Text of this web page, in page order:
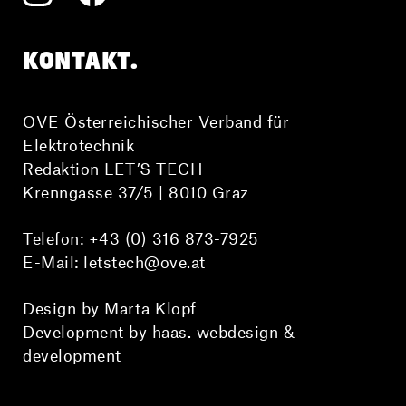
KONTAKT.
OVE Österreichischer Verband für
Elektrotechnik
Redaktion LET’S TECH
Krenngasse 37/5 | 8010 Graz
Telefon: +43 (0) 316 873-7925
E-Mail: letstech@ove.at
Design by Marta Klopf
Development by haas. webdesign &
development